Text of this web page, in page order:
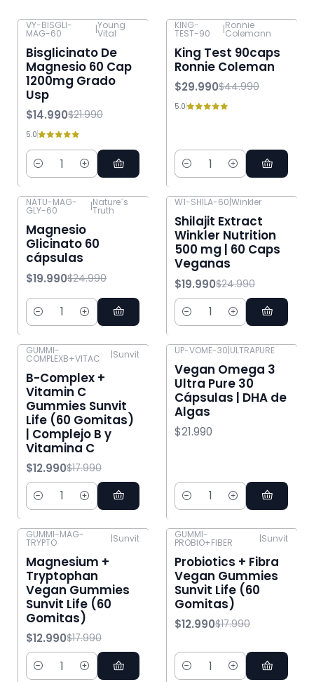
-32% OFF
VY-BISGLI-
MAG-60 |Young
Vital
Bisglicinato De
Magnesio 60 Cap
1200mg Grado
Usp
$14.990$21.990
5.0
Cantidad
-33% OFF
KING-
TEST-90 |Ronnie
Colemann
King Test 90caps
Ronnie Coleman
$29.990$44.990
5.0
Cantidad
-20% OFF
NATU-MAG-
GLY-60 |Nature´s
Truth
Magnesio
Glicinato 60
cápsulas
$19.990$24.990
Cantidad
W1-SHILA-60|Winkler
Shilajit Extract
Winkler Nutrition
500 mg | 60 Caps
Veganas
$19.990$24.990
Cantidad
-28% OFF
GUMMI-
COMPLEXB+VITAC |Sunvit
B-Complex +
Vitamin C
Gummies Sunvit
Life (60 Gomitas)
| Complejo B y
Vitamina C
$12.990$17.990
Cantidad
UP-VOME-30|ULTRAPURE
Vegan Omega 3
Ultra Pure 30
Cápsulas | DHA de
Algas
$21.990
Cantidad
-28% OFF
GUMMI-MAG-
TRYPTO |Sunvit
Magnesium +
Tryptophan
Vegan Gummies
Sunvit Life (60
Gomitas)
$12.990$17.990
Cantidad
-28% OFF
GUMMI-
PROBIO+FIBER |Sunvit
Probiotics + Fibra
Vegan Gummies
Sunvit Life (60
Gomitas)
$12.990$17.990
Cantidad